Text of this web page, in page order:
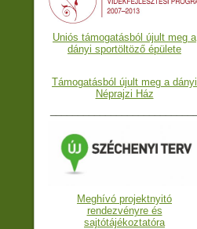
Uniós támogatásból újult meg a
dányi sportöltöző épülete
Támogatásból újult meg a dányi
Néprajzi Ház
Meghívó projektnyitó
rendezvényre és
sajtótájékoztatóra